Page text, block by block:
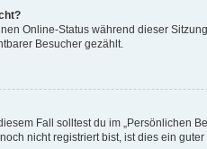
Online-Status während dieser
Besucher gezählt.
Fall solltest du im „Persönlichen
nicht registriert bist, ist dies ein guter